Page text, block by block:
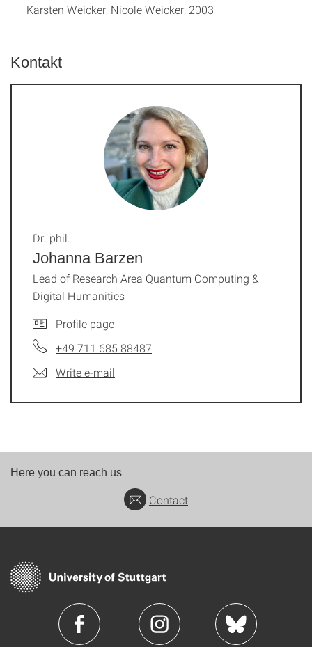
Karsten Weicker, Nicole Weicker, 2003
Kontakt
Johanna Barzen
Dr. phil.
Lead of Research Area Quantum Computing &
Digital Humanities
Profile page
+49 711 685 88487
Write e-mail
Here you can reach us
Contact